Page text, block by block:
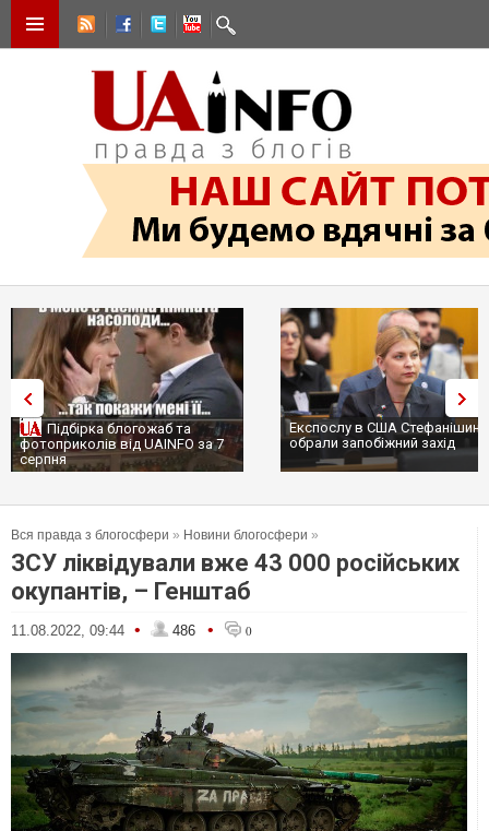
Підбірка блогожаб та
фотоприколів від UAINFO за 7
серпня
Експослу в США
обрали запобіжний захід
Вся правда з блогосфери » Новини блогосфери »
ЗСУ ліквідували вже 43 000 російських
окупантів, – Генштаб
11.08.2022, 09:44 • 486 • 0